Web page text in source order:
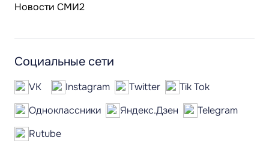
Новости СМИ2
Социальные сети
VK Instagram Twitter
Tik Tok
Одноклассники
Яндекс.Дзен
Telegram
Rutube